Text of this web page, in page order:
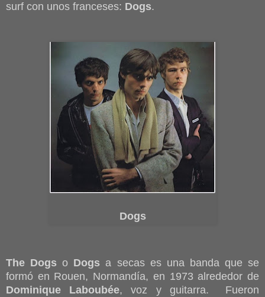
surf con unos franceses: Dogs.
Dogs
The Dogs o Dogs a secas es una banda que se
formó en Rouen, Normandía, en 1973 alrededor de
Dominique Laboubée, voz y guitarra. Fueron